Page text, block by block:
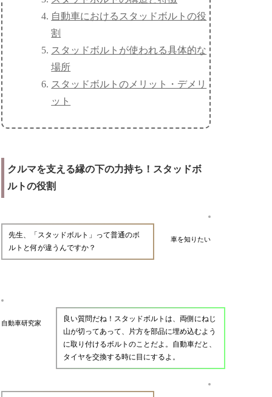
自動車におけるスタッドボルトの役
割
スタッドボルトが使われる具体的な
場所
スタッドボルトのメリット・デメリ
ット
クルマを支える縁の下の力持ち！スタッドボ
ルトの役割
車を知りたい
先生、「スタッドボルト」って普通のボ
ルトと何が違うんですか？
自動車研究家
良い質問だね！スタッドボルトは、両側にねじ
山が切ってあって、片方を部品に埋め込むよう
に取り付けるボルトのことだよ。自動車だと、
タイヤを交換する時に目にするよ。